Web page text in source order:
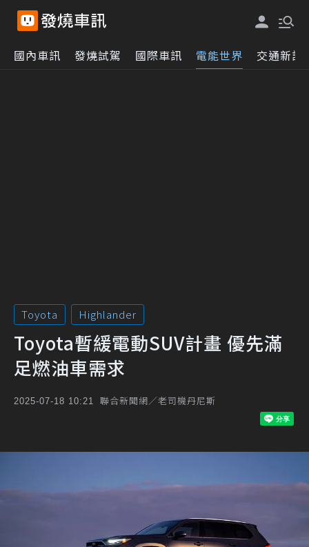
國內車訊 發燒試駕 國際車訊 電能世界 交通新訊
Toyota Highlander
Toyota暫緩電動SUV計畫 優先滿
足燃油車需求
2025-07-18 10:21 聯合新聞網／老司機丹尼斯